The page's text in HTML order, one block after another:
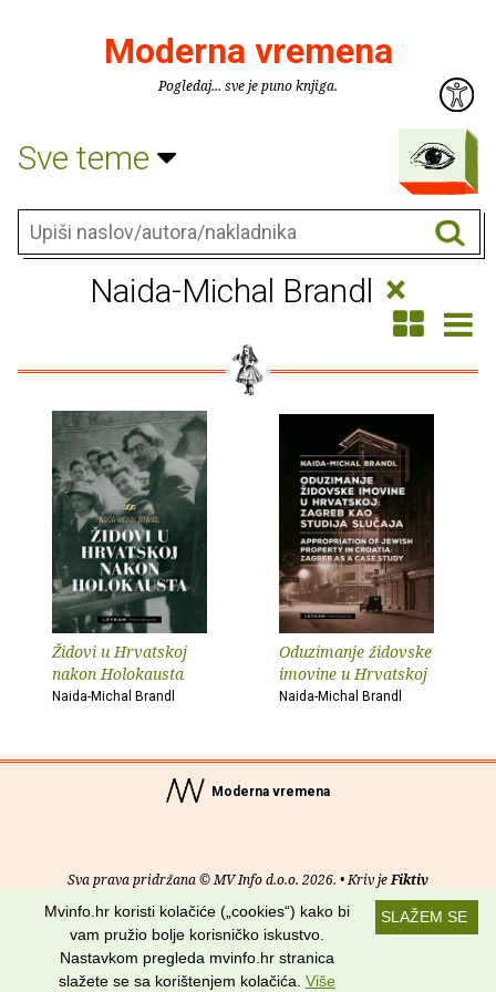
Moderna vremena
Pogledaj... sve je puno knjiga.
Sve teme
Naida-Michal Brandl ×
Židovi u Hrvatskoj
nakon Holokausta
Naida-Michal Brandl
Oduzimanje židovske
imovine u Hrvatskoj
Naida-Michal Brandl
Moderna vremena
Sva prava pridržana © MV Info d.o.o. 2026. • Kriv jeFiktiv
Uvjeti korištenja RSS kanali
Potraži nas na:
SLAŽEM SE
Mvinfo.hr koristi kolačiće („cookies“) kako bi
vam pružio bolje korisničko iskustvo.
Nastavkom pregleda mvinfo.hr stranica
slažete se sa korištenjem kolačića. Više